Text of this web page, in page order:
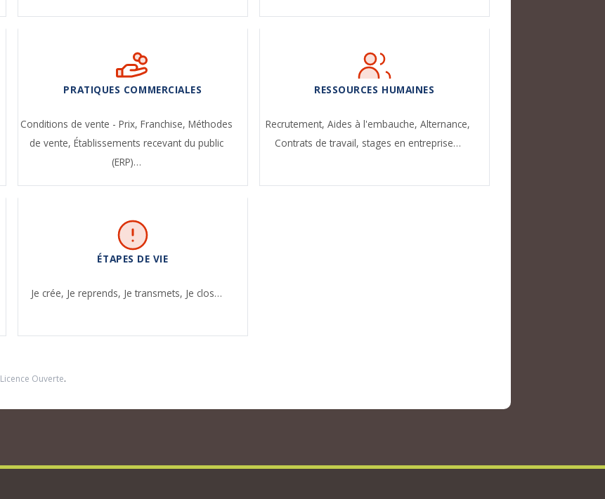
PRATIQUES COMMERCIALES
Conditions de vente - Prix, Franchise, Méthodes
de vente, Établissements recevant du public
(ERP)…
RESSOURCES HUMAINES
Recrutement,Aides à l'embauche,Alternance,
Contrats de travail, stages en entreprise…
ÉTAPES DE VIE
Je crée, Je reprends, Je transmets, Je clos…
Licence Ouverte.